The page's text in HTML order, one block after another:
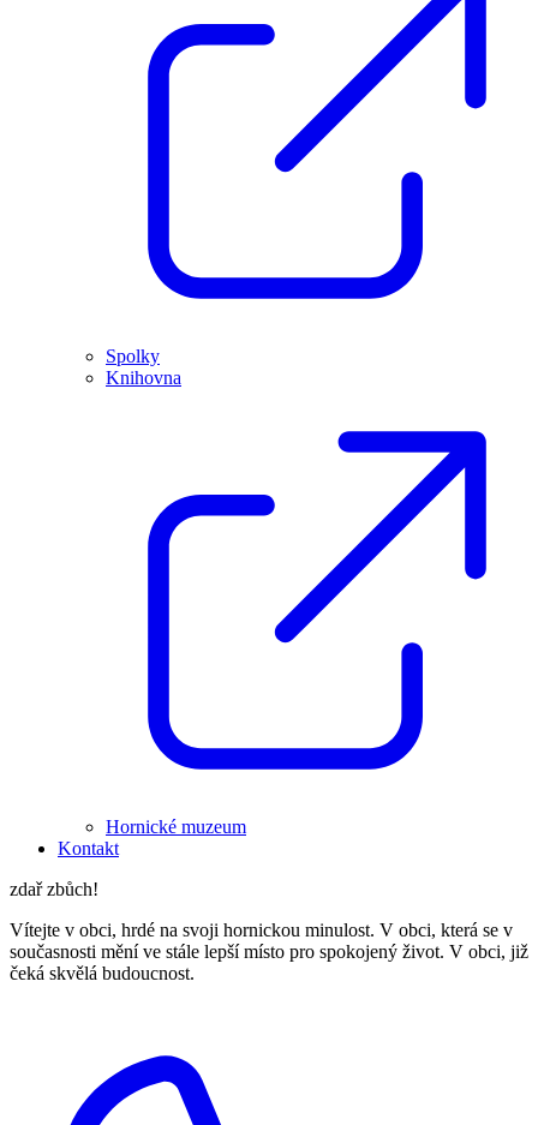
Spolky
Knihovna
Hornické muzeum
Kontakt
zdař zbůch!
Vítejte v obci, hrdé na svoji hornickou minulost. V obci, která se v
současnosti mění ve stále lepší místo pro spokojený život. V obci, již
čeká skvělá budoucnost.